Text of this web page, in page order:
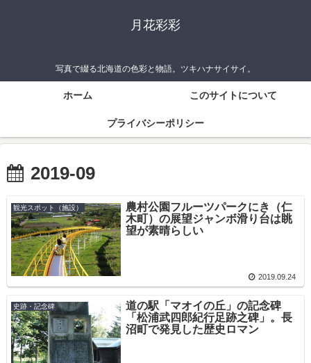
月花彩彩
写真で綴る北海道の色彩と物語。ツキハナサイサイ。
ホーム このサイトについて
プライバシーポリシー
2019-09
観光スポット（施設）
農村公園フルーツパークにき（仁
木町）の展望ジャンボ滑り台は眺
望が素晴らしい
2019.09.24
史跡・記念碑
道の駅「マオイの丘」の記念碑
「松浦武四郎紀行足跡之碑」。長
沼町で発見した歴史ロマン